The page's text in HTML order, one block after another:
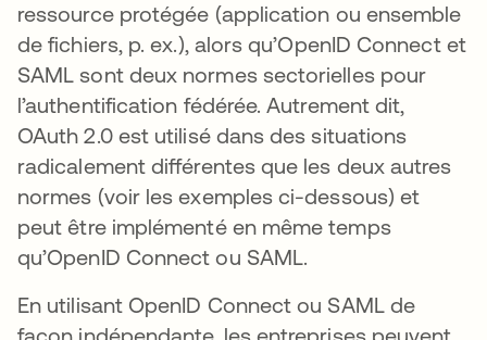
ressource protégée (application ou ensemble
de fichiers, p. ex.), alors qu’OpenID Connect et
SAML sont deux normes sectorielles pour
l’authentification fédérée. Autrement dit,
OAuth 2.0 est utilisé dans des situations
radicalement différentes que les deux autres
normes (voir les exemples ci-dessous) et
peut être implémenté en même temps
qu’OpenID Connect ou SAML.
En utilisant OpenID Connect ou SAML de